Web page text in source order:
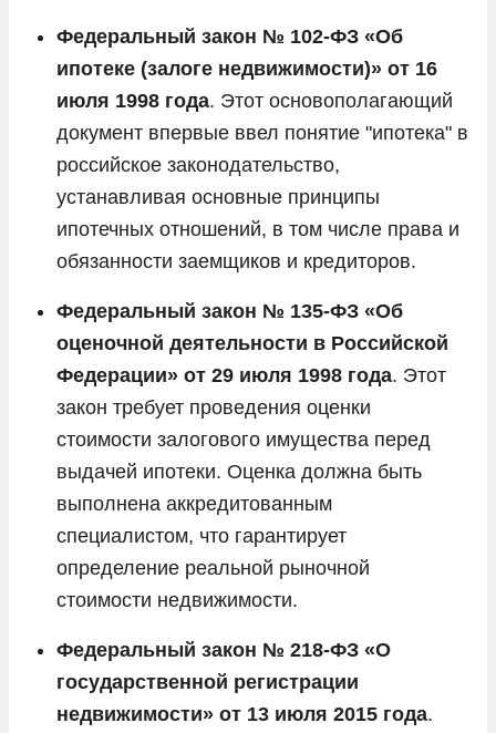
Федеральный закон № 102-ФЗ «Об
ипотеке (залоге недвижимости)» от 16
июля 1998 года. Этот основополагающий
документ впервые ввел понятие "ипотека" в
российское законодательство,
устанавливая основные принципы
ипотечных отношений, в том числе права и
обязанности заемщиков и кредиторов.
Федеральный закон № 135-ФЗ «Об
оценочной деятельности в Российской
Федерации» от 29 июля 1998 года. Этот
закон требует проведения оценки
стоимости залогового имущества перед
выдачей ипотеки. Оценка должна быть
выполнена аккредитованным
специалистом, что гарантирует
определение реальной рыночной
стоимости недвижимости.
Федеральный закон № 218-ФЗ «О
государственной регистрации
недвижимости» от 13 июля 2015 года.